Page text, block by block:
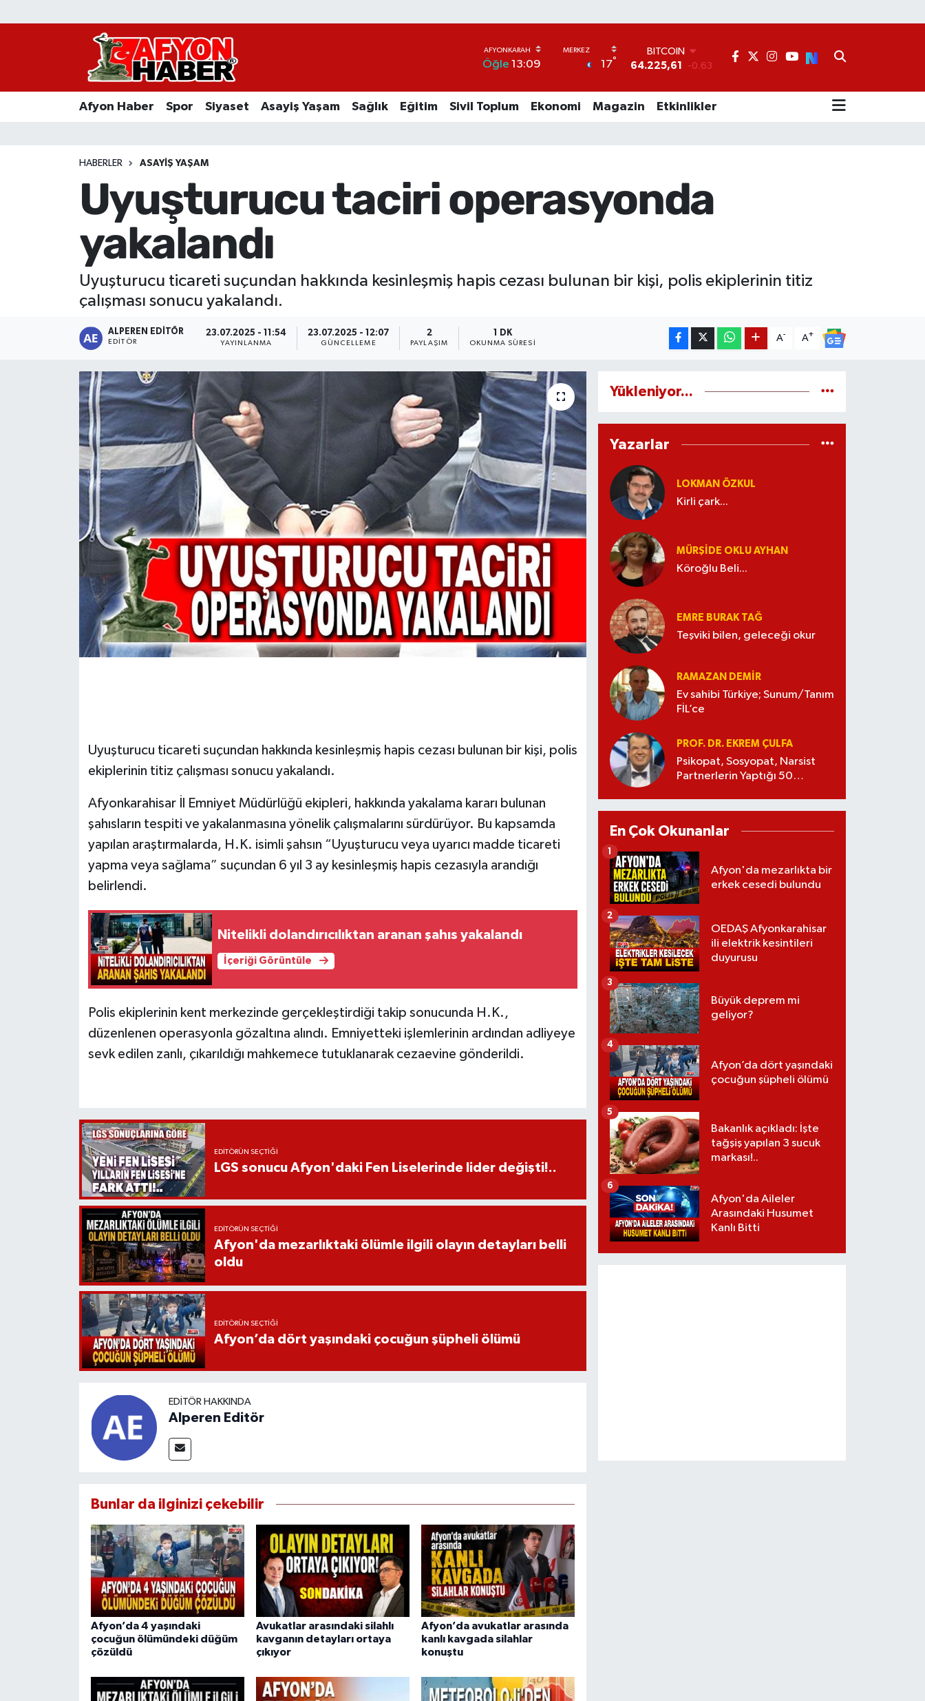
Öğle 13:09 17°
64.225,61
DOLAR
EURO
BİST100
13.799
70
Afyon Haber Spor Siyaset Asayiş Yaşam Sağlık Eğitim Sivil Toplum Ekonomi Magazin Etkinlikler
HABERLER ASAYIŞ YAŞAM
Uyuşturucu taciri operasyonda
yakalandı
Uyuşturucu ticareti suçundan hakkında kesinleşmiş hapis cezası bulunan bir kişi, polis ekiplerinin titiz
çalışması sonucu yakalandı.
ALPEREN EDITÖR
EDITÖR
23.07.2025 - 11:54
YAYINLANMA
23.07.2025 - 12:07
GÜNCELLEME
2
PAYLAŞIM
1 DK
OKUNMA SÜRESI
A- A+
Uyuşturucu ticareti suçundan hakkında kesinleşmiş hapis cezası bulunan bir kişi, polis
ekiplerinin titiz çalışması sonucu yakalandı.
Afyonkarahisar İl Emniyet Müdürlüğü ekipleri, hakkında yakalama kararı bulunan
şahısların tespiti ve yakalanmasına yönelik çalışmalarını sürdürüyor. Bu kapsamda
yapılan araştırmalarda, H.K. isimli şahsın “Uyuşturucu veya uyarıcı madde ticareti
yapma veya sağlama” suçundan 6 yıl 3 ay kesinleşmiş hapis cezasıyla arandığı
belirlendi.
Nitelikli dolandırıcılıktan aranan şahıs yakalandı
İçeriği Görüntüle
Polis ekiplerinin kent merkezinde gerçekleştirdiği takip sonucunda H.K.,
düzenlenen operasyonla gözaltına alındı. Emniyetteki işlemlerinin ardından adliyeye
sevk edilen zanlı, çıkarıldığı mahkemece tutuklanarak cezaevine gönderildi.
EDITÖRÜN SEÇTIĞI
LGS sonucu Afyon'daki Fen Liselerinde lider değişti!..
EDITÖRÜN SEÇTIĞI
Afyon'da mezarlıktaki ölümle ilgili olayın detayları belli
oldu
EDITÖRÜN SEÇTIĞI
Afyon’da dört yaşındaki çocuğun şüpheli ölümü
EDITÖR HAKKINDA
Alperen Editör
Bunlar da ilginizi çekebilir
Afyon’da 4 yaşındaki
çocuğun ölümündeki düğüm
çözüldü
Avukatlar arasındaki silahlı
kavganın detayları ortaya
çıkıyor
Afyon’da avukatlar arasında
kanlı kavgada silahlar
konuştu
Yükleniyor...
Yazarlar
LOKMAN ÖZKUL
Kirli çark...
MÜRŞIDE OKLU AYHAN
Köroğlu Beli...
EMRE BURAK TAĞ
Teşviki bilen, geleceği okur
RAMAZAN DEMİR
Ev sahibi Türkiye; Sunum/Tanım
FİL’ce
PROF. DR. EKREM ÇULFA
Psikopat, Sosyopat, Narsist
Partnerlerin Yaptığı 50
En Çok Okunanlar
Afyon'da mezarlıkta bir
erkek cesedi bulundu
1
OEDAŞ Afyonkarahisar
ili elektrik kesintileri
duyurusu
2
Büyük deprem mi
geliyor?
3
Afyon’da dört yaşındaki
çocuğun şüpheli ölümü
4
Bakanlık açıkladı: İşte
tağşiş yapılan 3 sucuk
markası!..
5
Afyon'da Aileler
Arasındaki Husumet
Kanlı Bitti
6
Afyon Haber
Asayiş Yaşam
Sivil Toplum
Ekonomi
Magazin